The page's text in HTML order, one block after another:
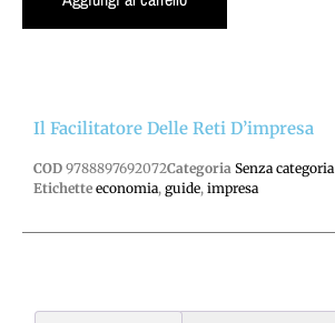
Il Facilitatore Delle Reti D’impresa
COD 9788897692072Categoria Senza categoria
Etichette economia, guide, impresa